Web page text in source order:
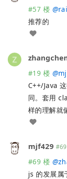
#57 楼 @
推荐的
#19 楼 @
C++/Java
同。套用
样的理解就
mjf429 #69
#69 楼 @
js 的发展属